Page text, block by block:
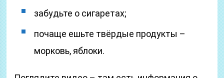
забудьте о сигаретах;
почаще ешьте твёрдые продукты –
морковь, яблоки.